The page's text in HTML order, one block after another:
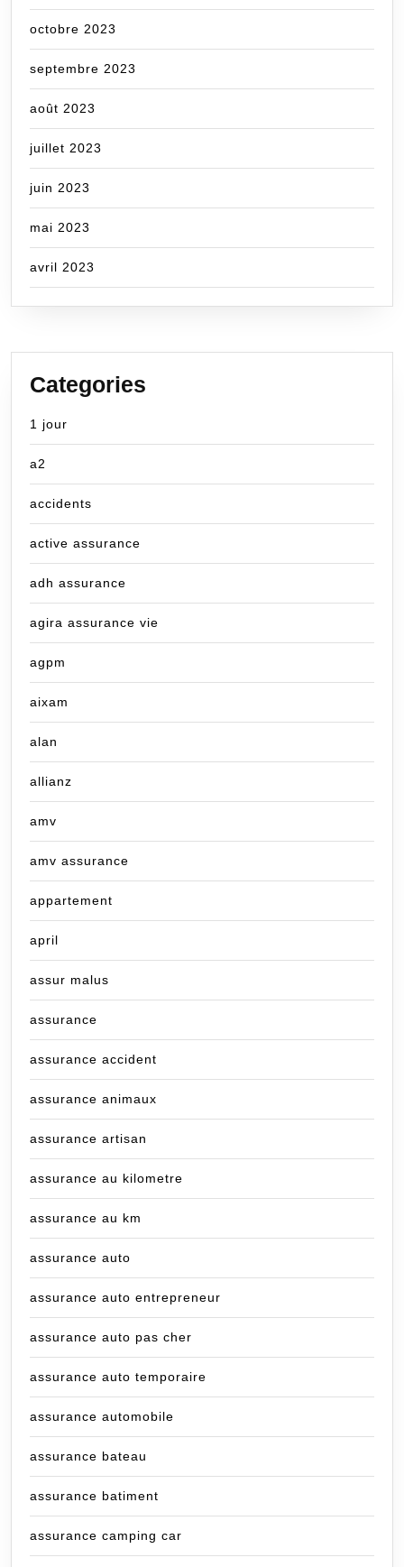
octobre 2023
septembre 2023
août 2023
juillet 2023
juin 2023
mai 2023
avril 2023
Categories
1 jour
a2
accidents
active assurance
adh assurance
agira assurance vie
agpm
aixam
alan
allianz
amv
amv assurance
appartement
april
assur malus
assurance
assurance accident
assurance animaux
assurance artisan
assurance au kilometre
assurance au km
assurance auto
assurance auto entrepreneur
assurance auto pas cher
assurance auto temporaire
assurance automobile
assurance bateau
assurance batiment
assurance camping car